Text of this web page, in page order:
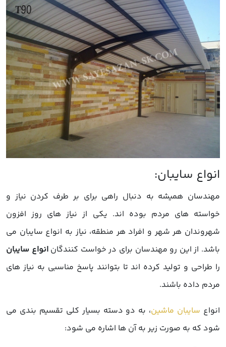
مهندسان همیشه به دنبال راهی برای بر طرف کردن نیاز و
خواسته های مردم بوده اند. یکی از نیاز های روز افزون
شهروندان هر شهر و افراد هر منطقه، نیاز به انواع سایبان می
باشد. از این رو مهندسان برای در خواست کنندگانانواع سایبان
را طراحی و تولید کرده اند تا بتوانند پاسخ مناسبی به نیاز های
مردم داده باشند.
انواع سایبان ماشین، به دو دسته بسیار کلی تقسیم بندی می
شود که به صورت زیر به آن ها اشاره می شود: